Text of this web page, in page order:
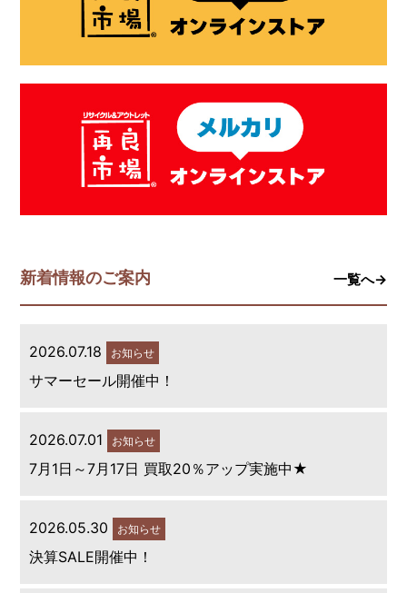
新着情報のご案内 一覧へ→
2026.07.18 お知らせ
サマーセール開催中！
2026.07.01 お知らせ
7月1日～7月17日 買取20％アップ実施中★
2026.05.30 お知らせ
決算SALE開催中！